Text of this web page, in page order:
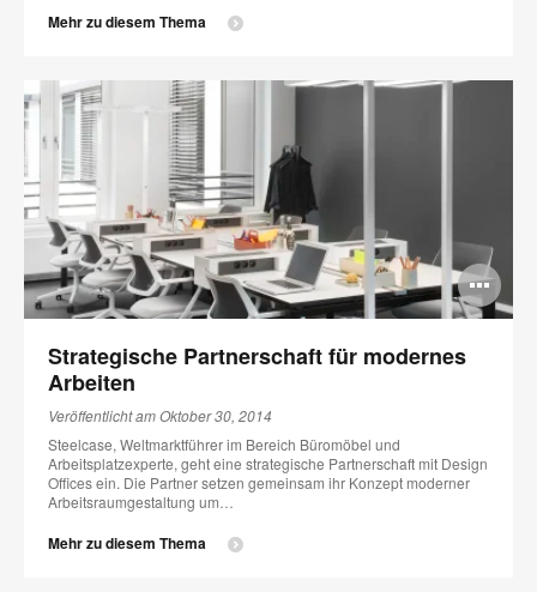
Mehr zu diesem Thema
Strategische Partnerschaft für modernes
Arbeiten
Veröffentlicht am Oktober 30, 2014
Steelcase, Weltmarktführer im Bereich Büromöbel und
Arbeitsplatzexperte, geht eine strategische Partnerschaft mit Design
Offices ein. Die Partner setzen gemeinsam ihr Konzept moderner
Arbeitsraumgestaltung um…
Mehr zu diesem Thema